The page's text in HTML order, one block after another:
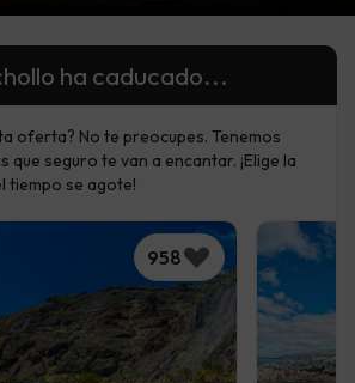
ha caducado...
oferta? No te preocupes. Tenemos
que seguro te van a encantar. ¡Elige la
tiempo se agote!
958